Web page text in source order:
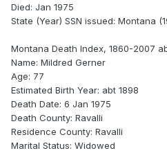
Died: Jan 1975
State (Year) SSN issued: Montana
Montana Death Index, 1860-2007
Name: Mildred Gerner
Age: 77
Estimated Birth Year: abt 1898
Death Date: 6 Jan 1975
Death County: Ravalli
Residence County: Ravalli
Marital Status: Widowed